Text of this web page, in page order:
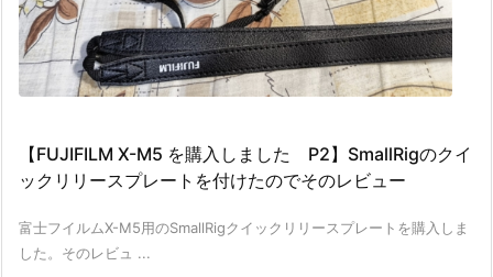
【FUJIFILM X-M5 を購入しました P2】SmallRigのクイ
ックリリースプレートを付けたのでそのレビュー
富士フイルムX-M5用のSmallRigクイックリリースプレートを購入しま
した。そのレビュ ...